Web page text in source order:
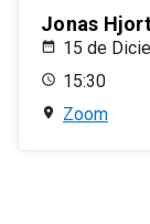
Jonas
15 de
15:30
Zoom